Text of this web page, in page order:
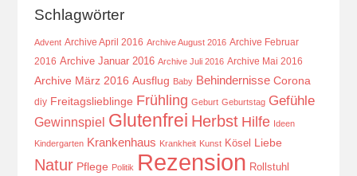
Schlagwörter
Advent Archive April 2016 Archive August 2016 Archive Februar
2016 Archive Januar 2016 Archive Juli 2016 Archive Mai 2016
Archive März 2016 Ausflug Baby Behindernisse Corona
diy Freitagslieblinge Frühling Geburt Geburtstag Gefühle
Gewinnspiel Glutenfrei Herbst Hilfe Ideen
Kindergarten Krankenhaus Krankheit Kunst Kösel Liebe
Natur Pflege Politik Rezension Rollstuhl